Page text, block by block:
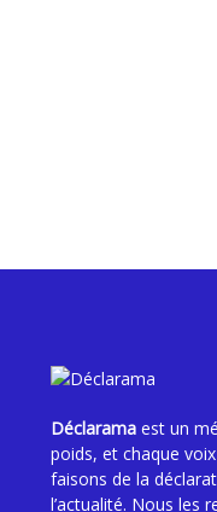
Déclarama est un
poids, et chaque
faisons de la
l’actualité. Nous les